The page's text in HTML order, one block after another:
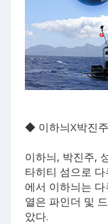
◆ 이하늬X박진
이하늬, 박진주,
타히티 섬으로
에서 이하늬는
열은 파인더 및
았다.